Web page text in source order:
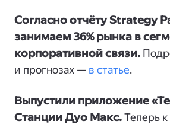
Согласно отчёту Strategy
занимаем 36% рынка в
корпоративной связи.
и прогнозах — в статье.
Выпустили приложение
Станции Дуо Макс.Теперь